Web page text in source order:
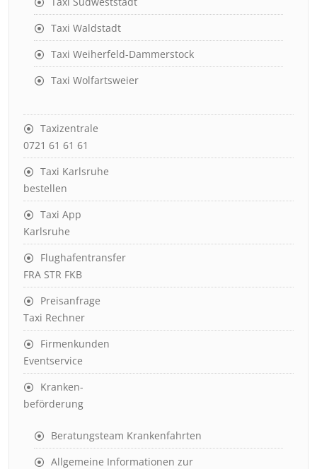
Taxi Waldstadt
Taxi Weiherfeld-Dammerstock
Taxi Wolfartsweier
Taxizentrale
0721 61 61 61
Taxi Karlsruhe
bestellen
Taxi App
Karlsruhe
Flughafentransfer
FRA STR FKB
Preisanfrage
Taxi Rechner
Firmenkunden
Eventservice
Kranken-
beförderung
Beratungsteam Krankenfahrten
Allgemeine Informationen zur